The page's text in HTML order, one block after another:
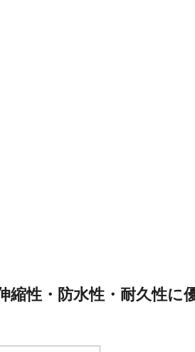
縮性・防水性・耐久性に